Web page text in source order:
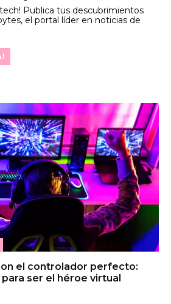
Publica tus descubrimientos
el portal líder en noticias de
el controlador perfecto:
ser el héroe virtual